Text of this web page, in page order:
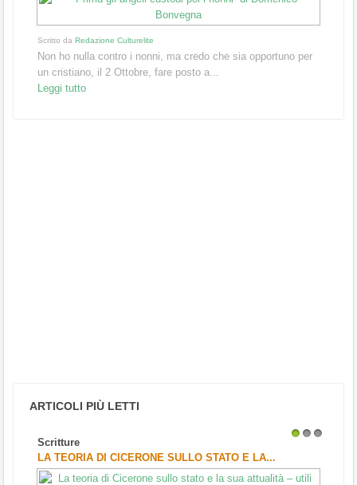
Scritto da Redazione Culturelite
Non ho nulla contro i nonni, ma credo che sia opportuno per
un cristiano, il 2 Ottobre, fare posto a...
Leggi tutto
ARTICOLI PIÙ LETTI
Scritture
LA TEORIA DI CICERONE SULLO STATO E LA...